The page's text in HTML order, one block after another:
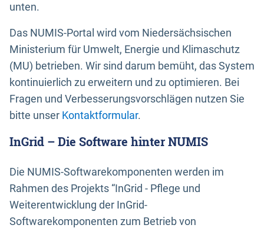
unten.
Das NUMIS-Portal wird vom Niedersächsischen
Ministerium für Umwelt, Energie und Klimaschutz
(MU) betrieben. Wir sind darum bemüht, das System
kontinuierlich zu erweitern und zu optimieren. Bei
Fragen und Verbesserungsvorschlägen nutzen Sie
bitte unser Kontaktformular.
InGrid – Die Software hinter NUMIS
Die NUMIS-Softwarekomponenten werden im
Rahmen des Projekts “InGrid - Pflege und
Weiterentwicklung der InGrid-
Softwarekomponenten zum Betrieb von